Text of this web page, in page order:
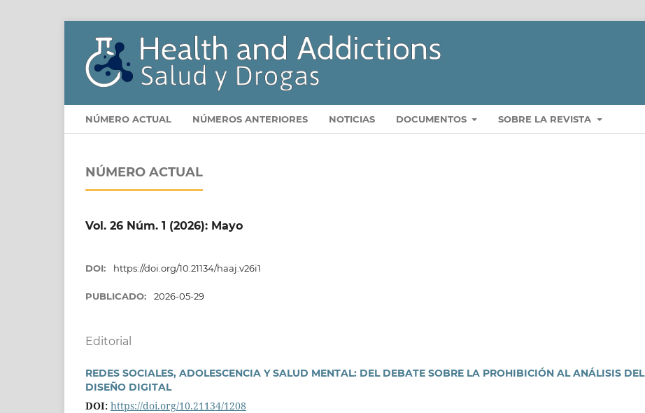
NÚMERO ACTUAL NÚMEROS ANTERIORES NOTICIAS DOCUMENTOS SOBRE LA REVISTA
NÚMERO ACTUAL
Vol. 26 Núm. 1 (2026): Mayo
DOI: https://doi.org/10.21134/haaj.v26i1
PUBLICADO: 2026-05-29
Editorial
REDES SOCIALES, ADOLESCENCIA Y SALUD MENTAL: DEL DEBATE SOBRE LA PROHIBICIÓN AL ANÁLISIS DEL
DISEÑO DIGITAL
DOI: https://doi.org/10.21134/1208